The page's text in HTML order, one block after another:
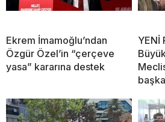
Ekrem İmamoğlu’ndan
Özgür Özel’in “çerçeve
yasa” kararına destek
YENİ